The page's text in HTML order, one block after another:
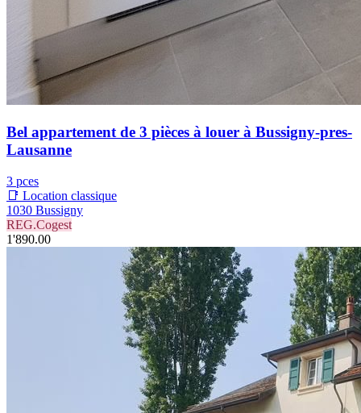
Bel appartement de 3 pièces à louer à Bussigny-pres-
Lausanne
3 pces
📑 Location classique
1030 Bussigny
REG.Cogest
1'890.00